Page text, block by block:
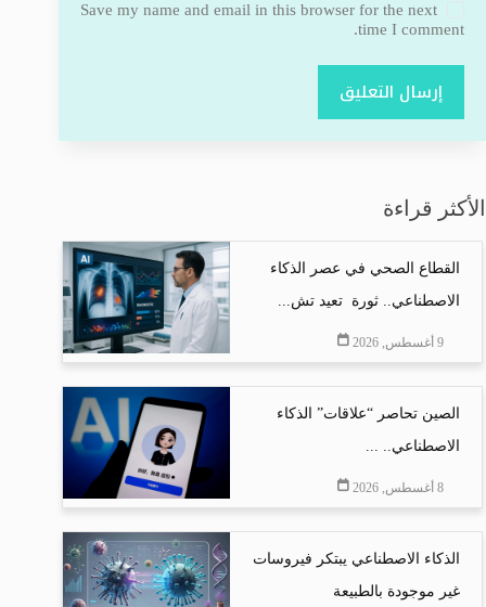
Save my name and email in this browser for the next
time I comment.
إرسال التعليق
الأكثر قراءة
القطاع الصحي في عصر الذكاء
الاصطناعي.. ثورة تعيد تش...
9 أغسطس, 2026
الصين تحاصر “علاقات” الذكاء
الاصطناعي.. ...
8 أغسطس, 2026
الذكاء الاصطناعي يبتكر فيروسات
غير موجودة بالطبيعة